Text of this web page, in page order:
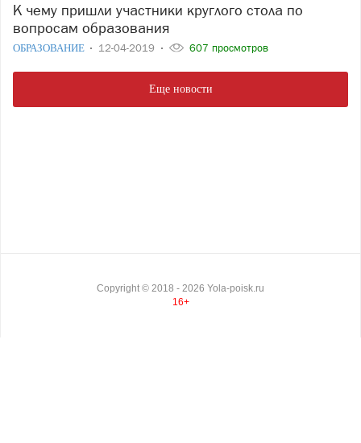
К чему пришли участники круглого стола по
вопросам образования
ОБРАЗОВАНИЕ 12-04-2019 607 просмотров
Еще новости
Copyright © 2018 - 2026 Yola-poisk.ru
16+